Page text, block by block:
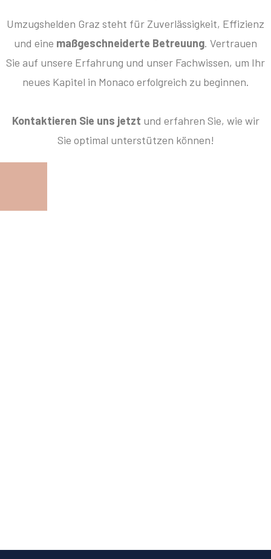
Umzugshelden Graz steht für Zuverlässigkeit, Effizienz
und eine maßgeschneiderte Betreuung. Vertrauen
Sie auf unsere Erfahrung und unser Fachwissen, um Ihr
neues Kapitel in Monaco erfolgreich zu beginnen.
Kontaktieren Sie uns jetzt und erfahren Sie, wie wir
Sie optimal unterstützen können!